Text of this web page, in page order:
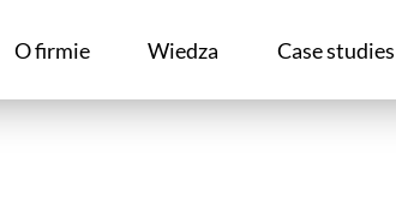
O firmie Wiedza Case studies